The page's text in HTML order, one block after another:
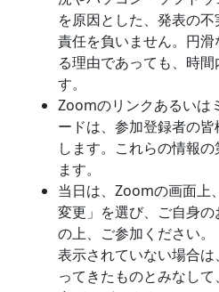
を原因とした、発表の不
責任を負いません。円
る理由であっても、時
す。
Zoomのリンクあるいは
ードは、参加登録者の
します。これらの情報
ます。
当日は、Zoomの画面上
変更」を選び、ご自身
の上、ご参加ください
表示されていない場合
ってきたものとみなし